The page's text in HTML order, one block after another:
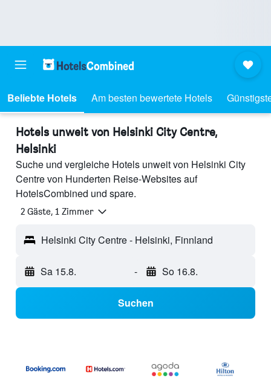
Beliebte Hotels Am besten bewertete Hotels
Hotels unweit von Helsinki City Centre,
Helsinki
Suche und vergleiche Hotels unweit von Helsinki City
Centre von Hunderten Reise-Websites auf
HotelsCombined und spare.
2 Gäste, 1 Zimmer
Helsinki City Centre - Helsinki, Finnland
Sa 15.8. - So 16.8.
Suchen